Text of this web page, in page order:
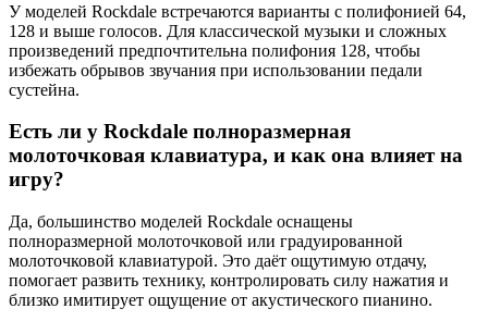
У моделей Rockdale встречаются варианты с полифонией 64,
128 и выше голосов. Для классической музыки и сложных
произведений предпочтительна полифония 128, чтобы
избежать обрывов звучания при использовании педали
сустейна.
Есть ли у Rockdale полноразмерная
молоточковая клавиатура, и как она влияет на
игру?
Да, большинство моделей Rockdale оснащены
полноразмерной молоточковой или градуированной
молоточковой клавиатурой. Это даёт ощутимую отдачу,
помогает развить технику, контролировать силу нажатия и
близко имитирует ощущение от акустического пианино.